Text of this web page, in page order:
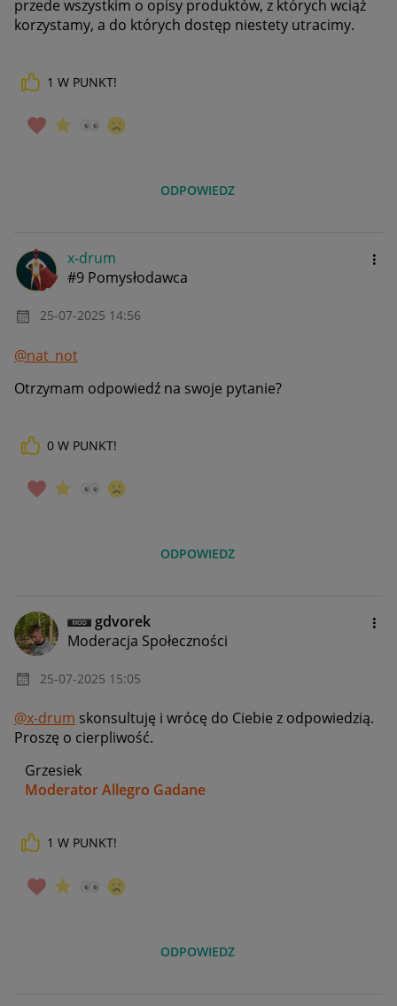
przede wszystkim o opisy produktów, z których wciąż
korzystamy, a do których dostęp niestety utracimy.
1 W PUNKT!
ODPOWIEDZ
x-drum
#9 Pomysłodawca
‎25-07-2025 14:56
@nat_not
Otrzymam odpowiedź na swoje pytanie?
0 W PUNKT!
ODPOWIEDZ
gdvorek
Moderacja Społeczności
‎25-07-2025 15:05
@x-drum skonsultuję i wrócę do Ciebie z odpowiedzią.
Proszę o cierpliwość.
Grzesiek
Moderator Allegro Gadane
1 W PUNKT!
ODPOWIEDZ